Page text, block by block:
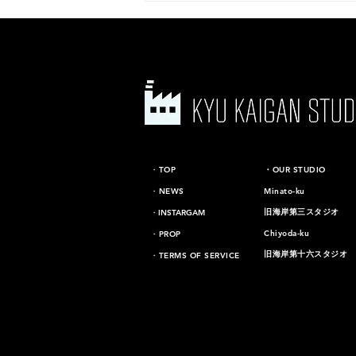
ジオ移転準備に伴い閉鎖のお
知らせ
​・TOP
・NEWS
​・INSTARGAM
・PROP
・TERMS OF SERVICE
​・OUR STUDIO
Minato-ku
旧海岸第三スタジオ
Chiyoda-ku
旧海岸第十六スタジオ